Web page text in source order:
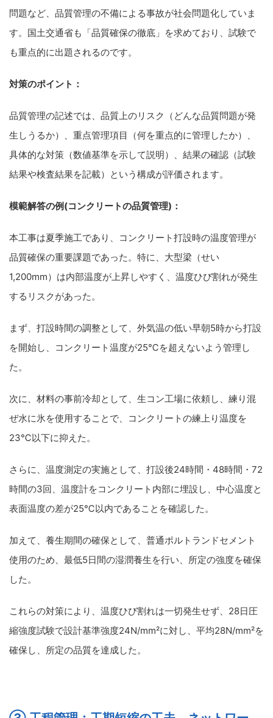
問題など、品質管理の不備による事故が社会問題化していま
す。国土交通省も「品質確保の徹底」を求めており、試験で
も重点的に出題されるのです。
対策のポイント：
品質管理の記述では、品質上のリスク（どんな品質問題が発
生しうるか）、重点管理項目（何を重点的に管理したか）、
具体的な対策（数値基準を示して説明）、結果の確認（試験
結果や検査結果を記載）という構成が評価されます。
模範解答の例(コンクリートの品質管理)：
本工事は夏季施工であり、コンクリート打設時の温度管理が
品質確保の重要課題であった。特に、大型梁（せい
1,200mm）は内部温度が上昇しやすく、温度ひび割れが発生
するリスクがあった。
まず、打設時間の調整として、外気温の低い早朝5時から打設
を開始し、コンクリート温度が25℃を超えないよう管理し
た。
次に、材料の事前冷却として、生コン工場に依頼し、練り混
ぜ水に氷を使用することで、コンクリートの練上り温度を
23℃以下に抑えた。
さらに、温度測定の実施として、打設後24時間・48時間・72
時間の3回、温度計をコンクリート内部に埋設し、中心温度と
表面温度の差が25℃以内であることを確認した。
加えて、養生期間の確保として、普通ポルトランドセメント
使用のため、最低5日間の湿潤養生を行い、所定の強度を確保
した。
これらの対策により、温度ひび割れは一切発生せず、28日圧
縮強度試験で設計基準強度24N/mm²に対し、平均28N/mm²を
確保し、所定の品質を達成した。